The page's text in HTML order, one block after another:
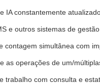
IA constantemente
e outros sistemas de gestão
contagem simultânea com
as operações de um/
trabalho com consulta e